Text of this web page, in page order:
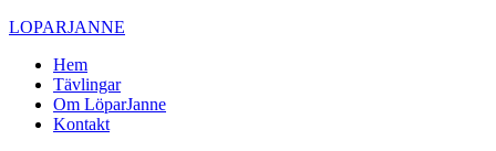
LOPARJANNE
Hem
Tävlingar
Om LöparJanne
Kontakt